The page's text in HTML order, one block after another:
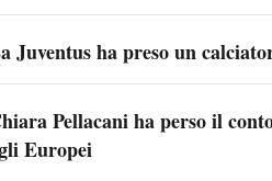
Juventus ha preso un
Pellacani ha perso il
Europei